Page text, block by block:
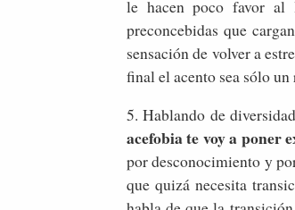
le hacen poco favor al
preconcebidas que
sensación de volver a
final el acento sea sólo
5. Hablando de
acefobia te voy a poner
por desconocimiento y
que quizá necesita